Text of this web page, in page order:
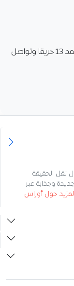
الجمعة.. الحماية المدنية تخمد 13 حريقا وتواصل
جزائرية تأسست سنة 2019 تُحاول نقل الحقيقة
وجذابة عبر
حول أوراس